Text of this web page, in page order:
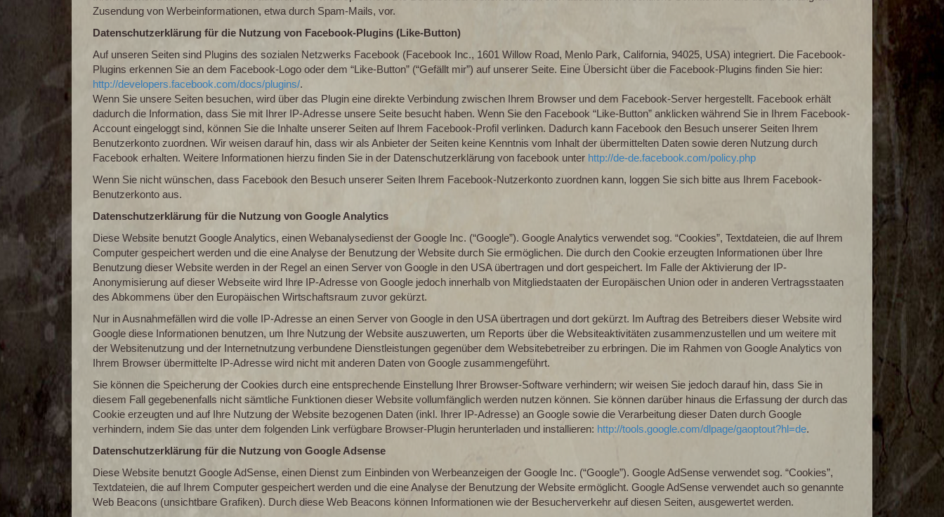
Zusendung von Werbeinformationen, etwa durch Spam-Mails, vor.
Datenschutzerklärung für die Nutzung von Facebook-Plugins (Like-Button)
Auf unseren Seiten sind Plugins des sozialen Netzwerks Facebook (Facebook Inc., 1601 Willow Road, Menlo Park, California, 94025, USA) integriert. Die Facebook-
Plugins erkennen Sie an dem Facebook-Logo oder dem “Like-Button” (“Gefällt mir”) auf unserer Seite. Eine Übersicht über die Facebook-Plugins finden Sie hier:
http://developers.facebook.com/docs/plugins/.
Wenn Sie unsere Seiten besuchen, wird über das Plugin eine direkte Verbindung zwischen Ihrem Browser und dem Facebook-Server hergestellt. Facebook erhält
dadurch die Information, dass Sie mit Ihrer IP-Adresse unsere Seite besucht haben. Wenn Sie den Facebook “Like-Button” anklicken während Sie in Ihrem Facebook-
Account eingeloggt sind, können Sie die Inhalte unserer Seiten auf Ihrem Facebook-Profil verlinken. Dadurch kann Facebook den Besuch unserer Seiten Ihrem
Benutzerkonto zuordnen. Wir weisen darauf hin, dass wir als Anbieter der Seiten keine Kenntnis vom Inhalt der übermittelten Daten sowie deren Nutzung durch
Facebook erhalten. Weitere Informationen hierzu finden Sie in der Datenschutzerklärung von facebook unter http://de-de.facebook.com/policy.php
Wenn Sie nicht wünschen, dass Facebook den Besuch unserer Seiten Ihrem Facebook-Nutzerkonto zuordnen kann, loggen Sie sich bitte aus Ihrem Facebook-
Benutzerkonto aus.
Datenschutzerklärung für die Nutzung von Google Analytics
Diese Website benutzt Google Analytics, einen Webanalysedienst der Google Inc. (“Google”). Google Analytics verwendet sog. “Cookies”, Textdateien, die auf Ihrem
Computer gespeichert werden und die eine Analyse der Benutzung der Website durch Sie ermöglichen. Die durch den Cookie erzeugten Informationen über Ihre
Benutzung dieser Website werden in der Regel an einen Server von Google in den USA übertragen und dort gespeichert. Im Falle der Aktivierung der IP-
Anonymisierung auf dieser Webseite wird Ihre IP-Adresse von Google jedoch innerhalb von Mitgliedstaaten der Europäischen Union oder in anderen Vertragsstaaten
des Abkommens über den Europäischen Wirtschaftsraum zuvor gekürzt.
Nur in Ausnahmefällen wird die volle IP-Adresse an einen Server von Google in den USA übertragen und dort gekürzt. Im Auftrag des Betreibers dieser Website wird
Google diese Informationen benutzen, um Ihre Nutzung der Website auszuwerten, um Reports über die Websiteaktivitäten zusammenzustellen und um weitere mit
der Websitenutzung und der Internetnutzung verbundene Dienstleistungen gegenüber dem Websitebetreiber zu erbringen. Die im Rahmen von Google Analytics von
Ihrem Browser übermittelte IP-Adresse wird nicht mit anderen Daten von Google zusammengeführt.
Sie können die Speicherung der Cookies durch eine entsprechende Einstellung Ihrer Browser-Software verhindern; wir weisen Sie jedoch darauf hin, dass Sie in
diesem Fall gegebenenfalls nicht sämtliche Funktionen dieser Website vollumfänglich werden nutzen können. Sie können darüber hinaus die Erfassung der durch das
Cookie erzeugten und auf Ihre Nutzung der Website bezogenen Daten (inkl. Ihrer IP-Adresse) an Google sowie die Verarbeitung dieser Daten durch Google
verhindern, indem Sie das unter dem folgenden Link verfügbare Browser-Plugin herunterladen und installieren: http://tools.google.com/dlpage/gaoptout?hl=de.
Datenschutzerklärung für die Nutzung von Google Adsense
Diese Website benutzt Google AdSense, einen Dienst zum Einbinden von Werbeanzeigen der Google Inc. (“Google”). Google AdSense verwendet sog. “Cookies”,
Textdateien, die auf Ihrem Computer gespeichert werden und die eine Analyse der Benutzung der Website ermöglicht. Google AdSense verwendet auch so genannte
Web Beacons (unsichtbare Grafiken). Durch diese Web Beacons können Informationen wie der Besucherverkehr auf diesen Seiten, ausgewertet werden.